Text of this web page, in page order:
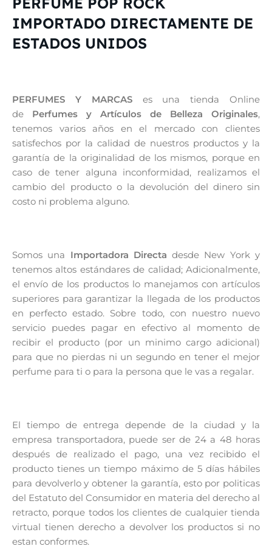
IMPORTADO DIRECTAMENTE DE
ESTADOS UNIDOS
PERFUMES Y MARCASes una tienda Online
de Perfumes y Artículos de Belleza Originales,
tenemos varios años en el mercado con clientes
satisfechos por la calidad de nuestros productos y la
garantía de la originalidad de los mismos, porque en
caso de tener alguna inconformidad, realizamos el
cambio del producto o la devolución del dinero sin
costo ni problema alguno.
Somos una Importadora Directa desde New York y
tenemos altos estándares de calidad; Adicionalmente,
el envío de los productos lo manejamos con artículos
superiores para garantizar la llegada de los productos
en perfecto estado. Sobre todo, con nuestro nuevo
servicio puedes pagar en efectivo al momento de
recibir el producto (por un minimo cargo adicional)
para que no pierdas ni un segundo en tener el mejor
perfume para ti o para la persona que le vas a regalar.
El tiempo de entrega depende de la ciudad y la
empresa transportadora, puede ser de 24 a 48 horas
después de realizado el pago, una vez recibido el
producto tienes un tiempo máximo de 5 días hábiles
para devolverlo y obtener la garantía, esto por politicas
del Estatuto del Consumidor en materia del derecho al
retracto, porque todos los clientes de cualquier tienda
virtual tienen derecho a devolver los productos si no
estan conformes.